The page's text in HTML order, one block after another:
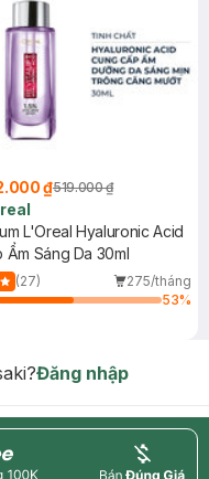
₫519.000 ₫
L'Oreal Hyaluronic Acid
Ẩm Sáng Da 30ml
(27)
275/tháng
53%
Đăng nhập